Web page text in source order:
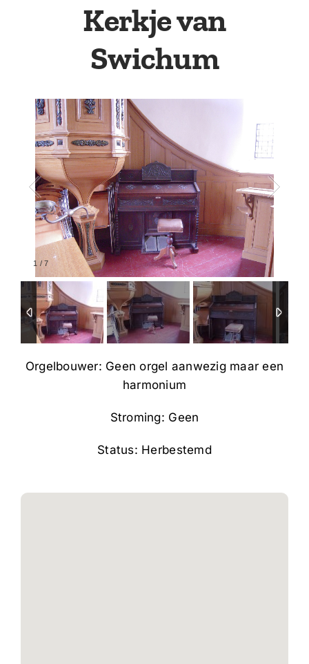
Kerkje van
Swichum
1 /7
Orgelbouwer: Geen orgel aanwezig maar een
harmonium
Stroming: Geen
Status: Herbestemd